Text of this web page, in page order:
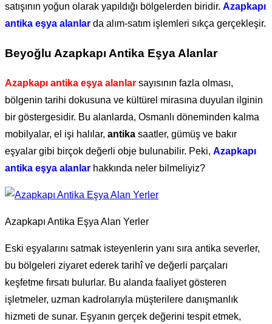
satışının yoğun olarak yapıldığı bölgelerden biridir. Azapkapı
antika eşya alanlar da alım-satım işlemleri sıkça gerçekleşir.
Beyoğlu Azapkapı Antika Eşya Alanlar
Azapkapı antika eşya alanlar sayısının fazla olması,
bölgenin tarihi dokusuna ve kültürel mirasına duyulan ilginin
bir göstergesidir. Bu alanlarda, Osmanlı döneminden kalma
mobilyalar, el işi halılar, antika saatler, gümüş ve bakır
eşyalar gibi birçok değerli obje bulunabilir. Peki, Azapkapı
antika eşya alanlar hakkında neler bilmeliyiz?
Azapkapı Antika Eşya Alan Yerler
Eski eşyalarını satmak isteyenlerin yanı sıra antika severler,
bu bölgeleri ziyaret ederek tarihî ve değerli parçaları
keşfetme fırsatı bulurlar. Bu alanda faaliyet gösteren
işletmeler, uzman kadrolarıyla müşterilere danışmanlık
hizmeti de sunar. Eşyanın gerçek değerini tespit etmek,